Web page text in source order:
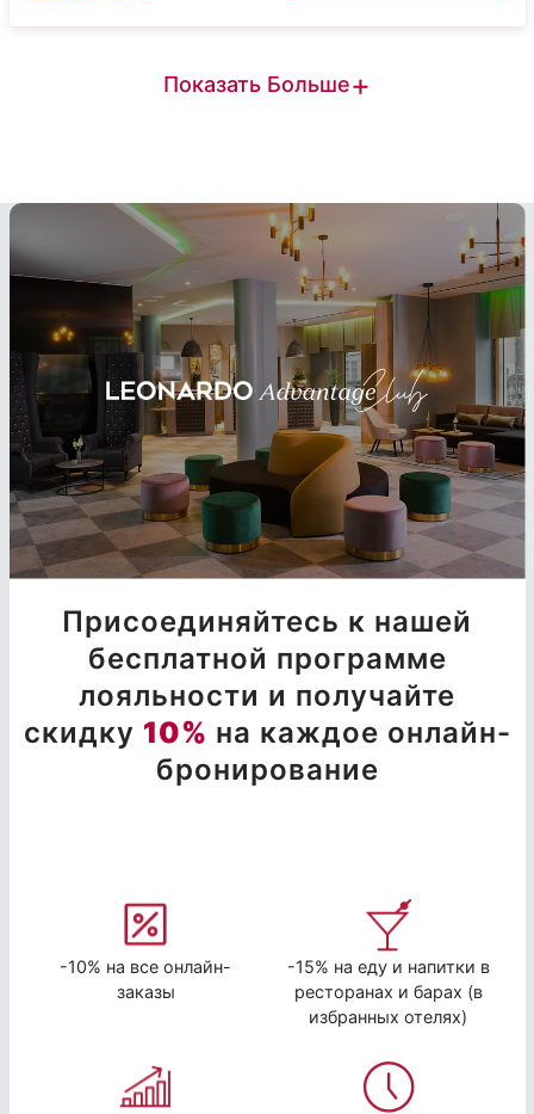
Показать Больше+
Присоединяйтесь к нашей
бесплатной программе
лояльности и получайте
скидку 10% на каждое онлайн-
бронирование
-10% на все онлайн-
заказы
-15% на еду и напитки в
ресторанах и барах (в
избранных отелях)